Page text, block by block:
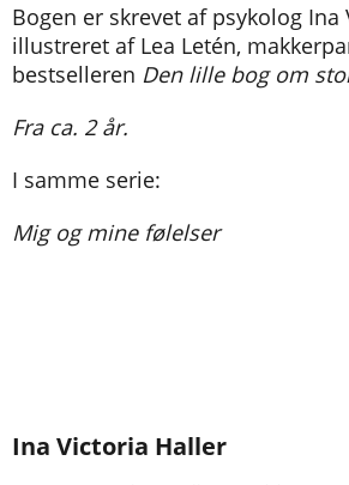
Bogen er skrevet af psykolog
illustreret af Lea Letén,
bestselleren Den lille bog om
Fra ca. 2 år.
I samme serie:
Mig og mine følelser
Ina Victoria Haller